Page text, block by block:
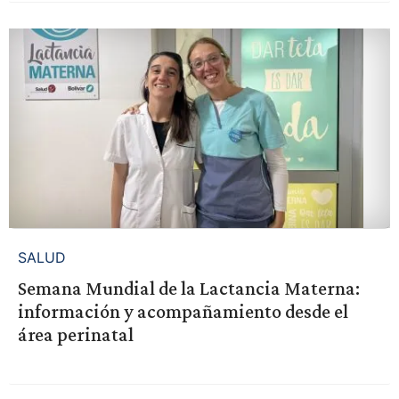
SALUD
Semana Mundial de la Lactancia Materna:
información y acompañamiento desde el
área perinatal